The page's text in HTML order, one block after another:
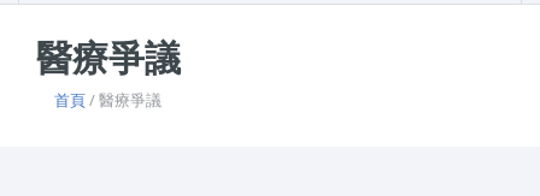
醫療爭議
首頁/ 醫療爭議